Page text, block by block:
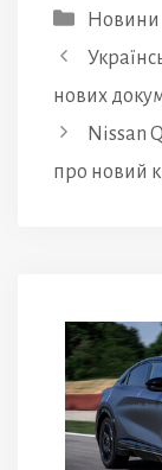
Категорії
Новини
нових
Nissan
про новий